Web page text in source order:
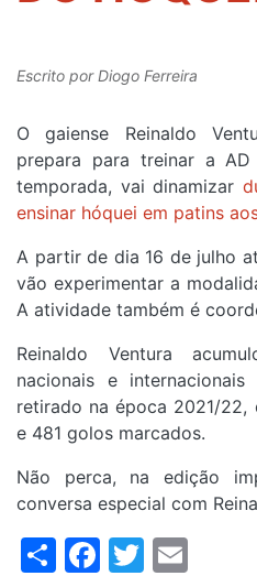
Escrito porDiogo Ferreira
O gaiense Reinaldo
prepara para treinar a AD
temporada, vai dinamizar
ensinar hóquei em patins
A partir de dia 16 de julho
vão experimentar a
A atividade também é
Reinaldo Ventura
nacionais e
retirado na época 2021/
e 481 golos marcados.
Não perca, na edição
conversa especial com
ShareFacebook
Twitter